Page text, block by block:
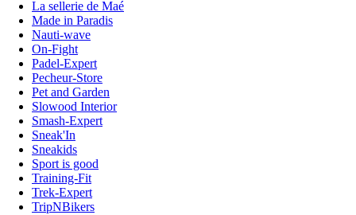
La sellerie de Maé
Made in Paradis
Nauti-wave
On-Fight
Padel-Expert
Pecheur-Store
Pet and Garden
Slowood Interior
Smash-Expert
Sneak'In
Sneakids
Sport is good
Training-Fit
Trek-Expert
TripNBikers